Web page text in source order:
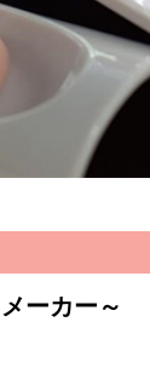
ーカー～